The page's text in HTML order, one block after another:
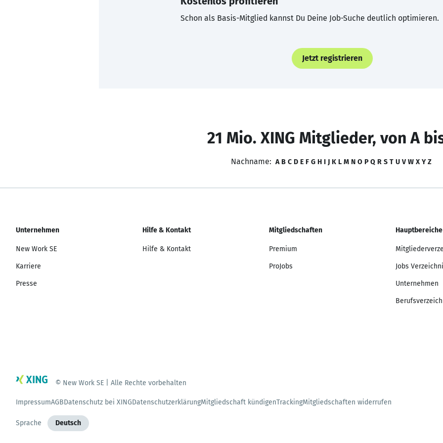
Schon als Basis-Mitglied kannst Du Deine Job-Suche deutlich optimieren.
Jetzt registrieren
21 Mio. XING Mitglieder, von A
Nachname: A B C D E F G H I J K L M N O P Q R S T U V W X Y Z
Unternehmen
New Work SE
Karriere
Presse
Hilfe & Kontakt
Hilfe & Kontakt
Mitgliedschaften
Premium
ProJobs
Hauptbereiche
Jobs
Unternehmen
© New Work SE | Alle Rechte vorbehalten
ImpressumAGBDatenschutz bei XINGDatenschutzerklärungMitgliedschaft kündigenTrackingMitgliedschaften widerrufen
Sprache Deutsch